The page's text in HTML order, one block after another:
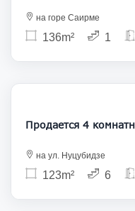
на горе Саирме
136m² 1
на ул. Нуцубидзе
123m² 6